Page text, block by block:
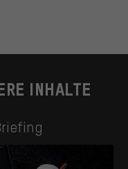
INHALTE